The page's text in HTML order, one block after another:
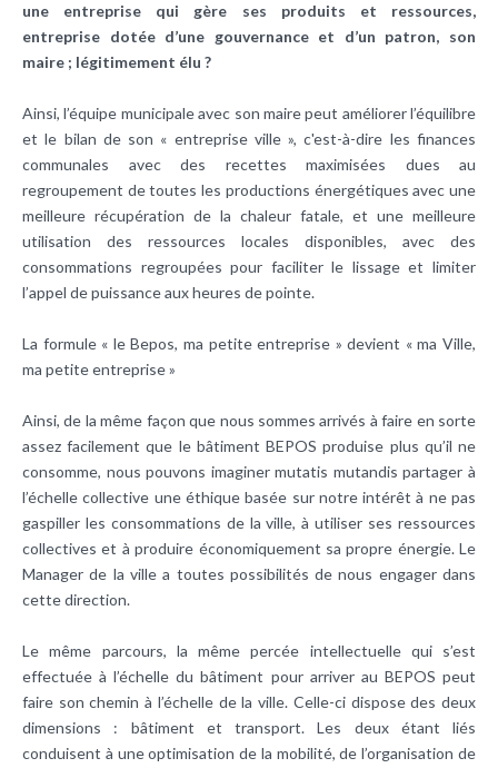
une entreprise qui gère ses produits et ressources,
entreprise dotée d’une gouvernance et d’un patron, son
maire ; légitimement élu ?
Ainsi, l’équipe municipale avec son maire peut améliorer l’équilibre
et le bilan de son « entreprise ville », c'est-à-dire les finances
communales avec des recettes maximisées dues au
regroupement de toutes les productions énergétiques avec une
meilleure récupération de la chaleur fatale, et une meilleure
utilisation des ressources locales disponibles, avec des
consommations regroupées pour faciliter le lissage et limiter
l’appel de puissance aux heures de pointe.
La formule « le Bepos, ma petite entreprise » devient « ma Ville,
ma petite entreprise »
Ainsi, de la même façon que nous sommes arrivés à faire en sorte
assez facilement que le bâtiment BEPOS produise plus qu’il ne
consomme, nous pouvons imaginer mutatis mutandis partager à
l’échelle collective une éthique basée sur notre intérêt à ne pas
gaspiller les consommations de la ville, à utiliser ses ressources
collectives et à produire économiquement sa propre énergie. Le
Manager de la ville a toutes possibilités de nous engager dans
cette direction.
Le même parcours, la même percée intellectuelle qui s’est
effectuée à l’échelle du bâtiment pour arriver au BEPOS peut
faire son chemin à l’échelle de la ville. Celle-ci dispose des deux
dimensions : bâtiment et transport. Les deux étant liés
conduisent à une optimisation de la mobilité, de l’organisation de